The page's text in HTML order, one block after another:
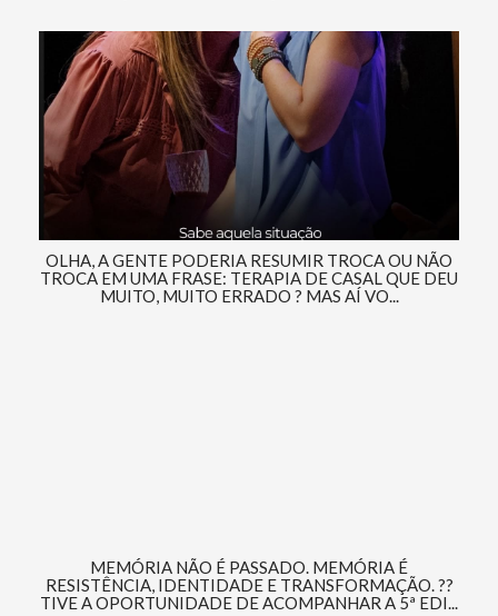
OLHA, A GENTE PODERIA RESUMIR TROCA OU NÃO
TROCA EM UMA FRASE: TERAPIA DE CASAL QUE DEU
MUITO, MUITO ERRADO ? MAS AÍ VO...
MEMÓRIA NÃO É PASSADO. MEMÓRIA É
RESISTÊNCIA, IDENTIDADE E TRANSFORMAÇÃO. ??
TIVE A OPORTUNIDADE DE ACOMPANHAR A 5ª EDI...